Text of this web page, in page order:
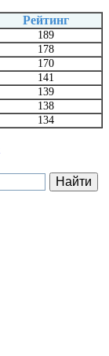
Рейтинг
189
178
170
141
139
138
134